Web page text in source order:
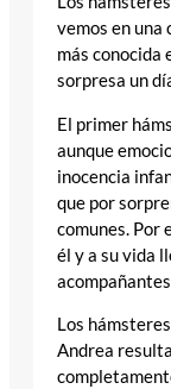
vemos en una
más conocida
sorpresa un
El primer
aunque
inocencia
que por
comunes. Por
él y a su vida
Los
Andrea